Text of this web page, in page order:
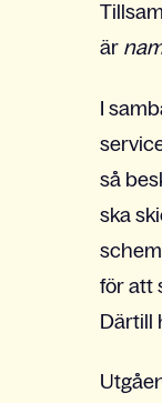
är
I
så
ska
för att
Därtill